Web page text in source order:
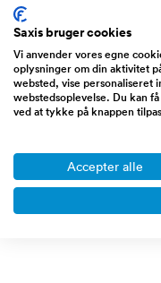
gulvpladser,
som særskilt lokale
til ca. 300 kunde
lånebiler.
prisen
Sælger
del af
Saxis bruger cookies
Vi anvender vores egne
oplysninger om din aktivitet
websted, vise personaliseret
webstedsoplevelse. Du kan
ved at tykke på knappen
Accepter alle